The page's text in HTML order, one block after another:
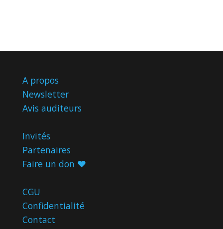
A propos
Newsletter
Avis auditeurs
Invités
Partenaires
Faire un don ♥️
CGU
Confidentialité
Contact